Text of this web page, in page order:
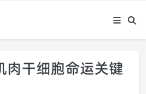
肉干细胞命运关键